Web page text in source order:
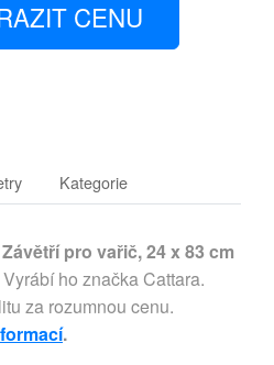
CENU
Kategorie
pro vařič, 24 x 83 cm
ho značka Cattara.
za rozumnou cenu.
.